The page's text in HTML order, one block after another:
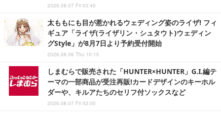
2026.08.07 Fri 03:40
太ももにも目が惹かれるウェディング姿のライザ! フィ
ギュア「ライザ(ライザリン・シュタウト)ウェディン
グStyle」が8月7日より予約受付開始
2026.08.06 Thu 10:15
しまむらで販売された「HUNTER×HUNTER」G.I.編テ
ーマの一部商品が受注再販!カードデザインのキーホル
ダーや、キルアたちのセリフ付ソックスなど
2026.08.07 Fri 02:00